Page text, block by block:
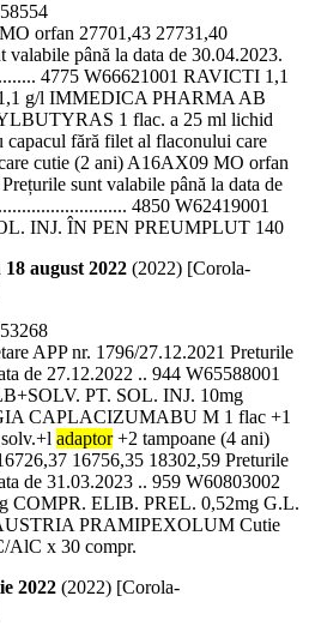
orfan 27701,43 27731,40
valabile până la data de 30.04.2023.
4775 W66621001 RAVICTI 1,1
g/l IMMEDICA PHARMA AB
1 flac. a 25 ml lichid
capacul fără filet al flaconului care
cutie (2 ani) A16AX09 MO orfan
sunt valabile până la data de
4850 W62419001
INJ. ÎN PEN PREUMPLUT 140
august 2022 (2022) [Corola-
APP nr. 1796/27.12.2021 Preturile
de 27.12.2022 .. 944 W65588001
PT. SOL. INJ. 10mg
CAPLACIZUMABU M 1 flac +1
adaptor+2 tampoane (4 ani)
16756,35 18302,59 Preturile
de 31.03.2023 .. 959 W60803002
COMPR. ELIB. PREL. 0,52mg G.L.
PRAMIPEXOLUM Cutie
AlC x 30 compr.
2022 (2022) [Corola-